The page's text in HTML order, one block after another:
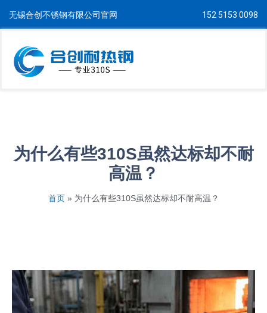
无锡合创不锈钢有限公司官网 152 5153 0098
为什么有些310S虽然达标却不耐
高温？
首页 » 为什么有些310S虽然达标却不耐高温？